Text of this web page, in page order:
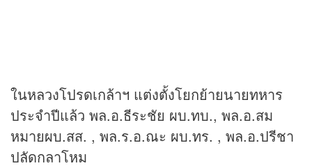
ในหลวงโปรดเกล้าฯ แต่งตั้งโยกย้ายนายทหาร
ประจำปีแล้ว พล.อ.ธีระชัย ผบ.ทบ., พล.อ.สม
หมายผบ.สส. , พล.ร.อ.ณะ ผบ.ทร. , พล.อ.ปรีชา
ปลัดกลาโหม